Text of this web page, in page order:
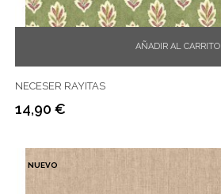
AÑADIR AL CARRITO
NECESER RAYITAS
Precio
14,90 €
NUEVO